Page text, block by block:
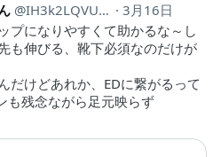
IH3k2LQVU5lEczG
3月16日
プになりやすくて助かるな～し
も伸びる、靴下必須なのだけが
だけどあれか、EDに繋がるって
も残念ながら足元映らず